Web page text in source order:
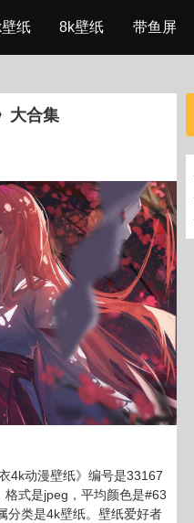
纸 8k壁纸 带鱼屏
大合集
4k动漫壁纸》编号是33167
式是jpeg，平均颜色是#63
分类是4k壁纸。壁纸爱好者